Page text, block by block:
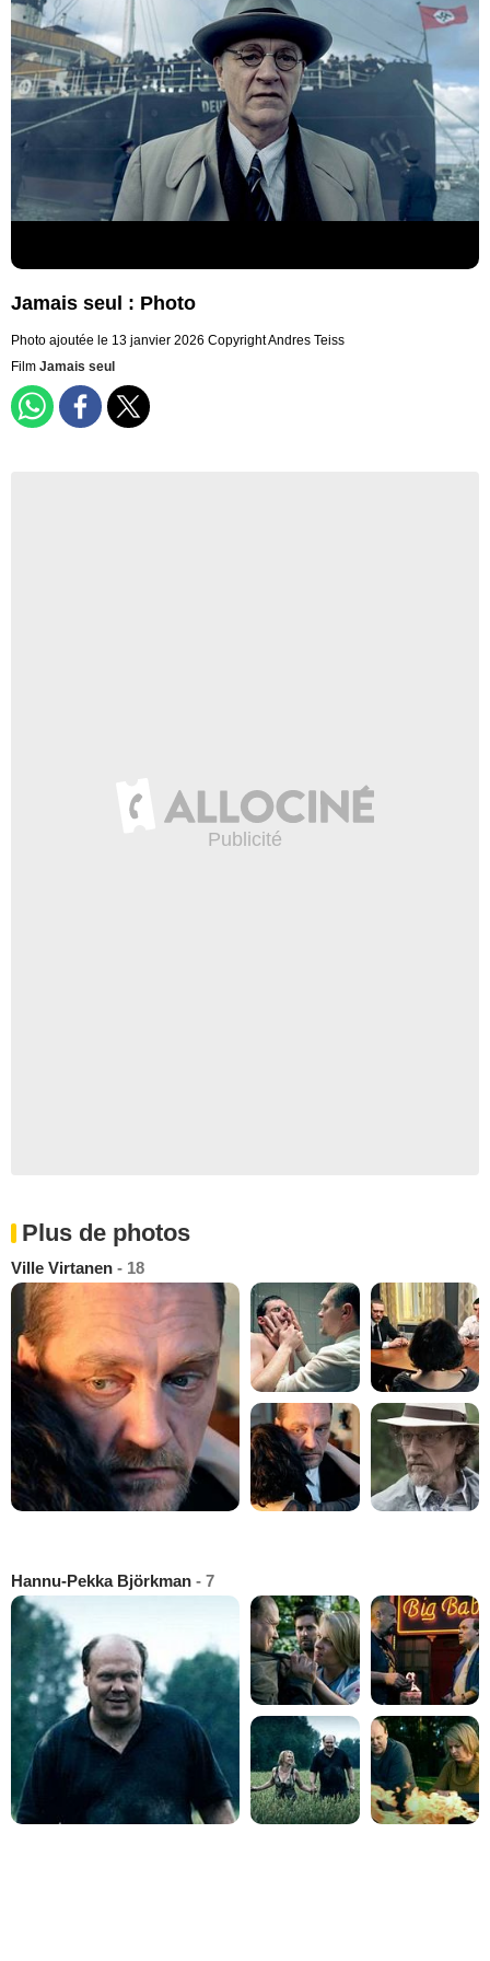
Jamais seul : Photo
Photo ajoutée le 13 janvier 2026 Copyright Andres Teiss
Film Jamais seul
Plus de photos
Ville Virtanen - 18
Hannu-Pekka Björkman - 7